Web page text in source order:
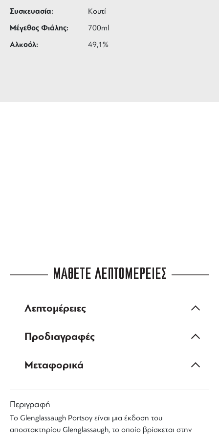
Συσκευασία: Κουτί
Μέγεθος Φιάλης: 700ml
Αλκοόλ: 49,1%
ΜΑΘΕΤΕ ΛΕΠΤΟΜΕΡΕΙΕΣ
Λεπτομέρειες
Προδιαγραφές
Μεταφορικά
Περιγραφή
Το Glenglassaugh Portsoy είναι μια έκδοση του
αποστακτηρίου Glenglassaugh, το οποίο βρίσκεται στην